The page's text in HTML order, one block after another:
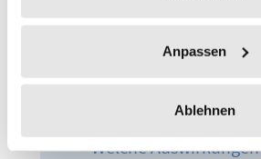
Anpassen
Ablehnen
Hybrides
Welche